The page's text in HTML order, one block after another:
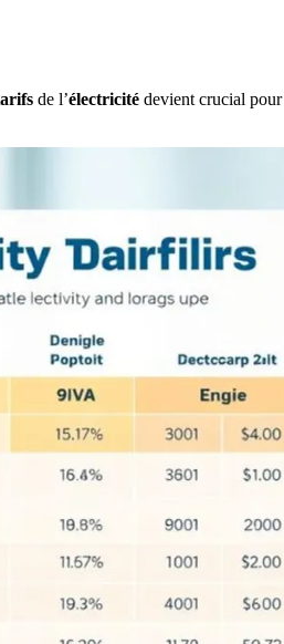
de l’électricité devient crucial